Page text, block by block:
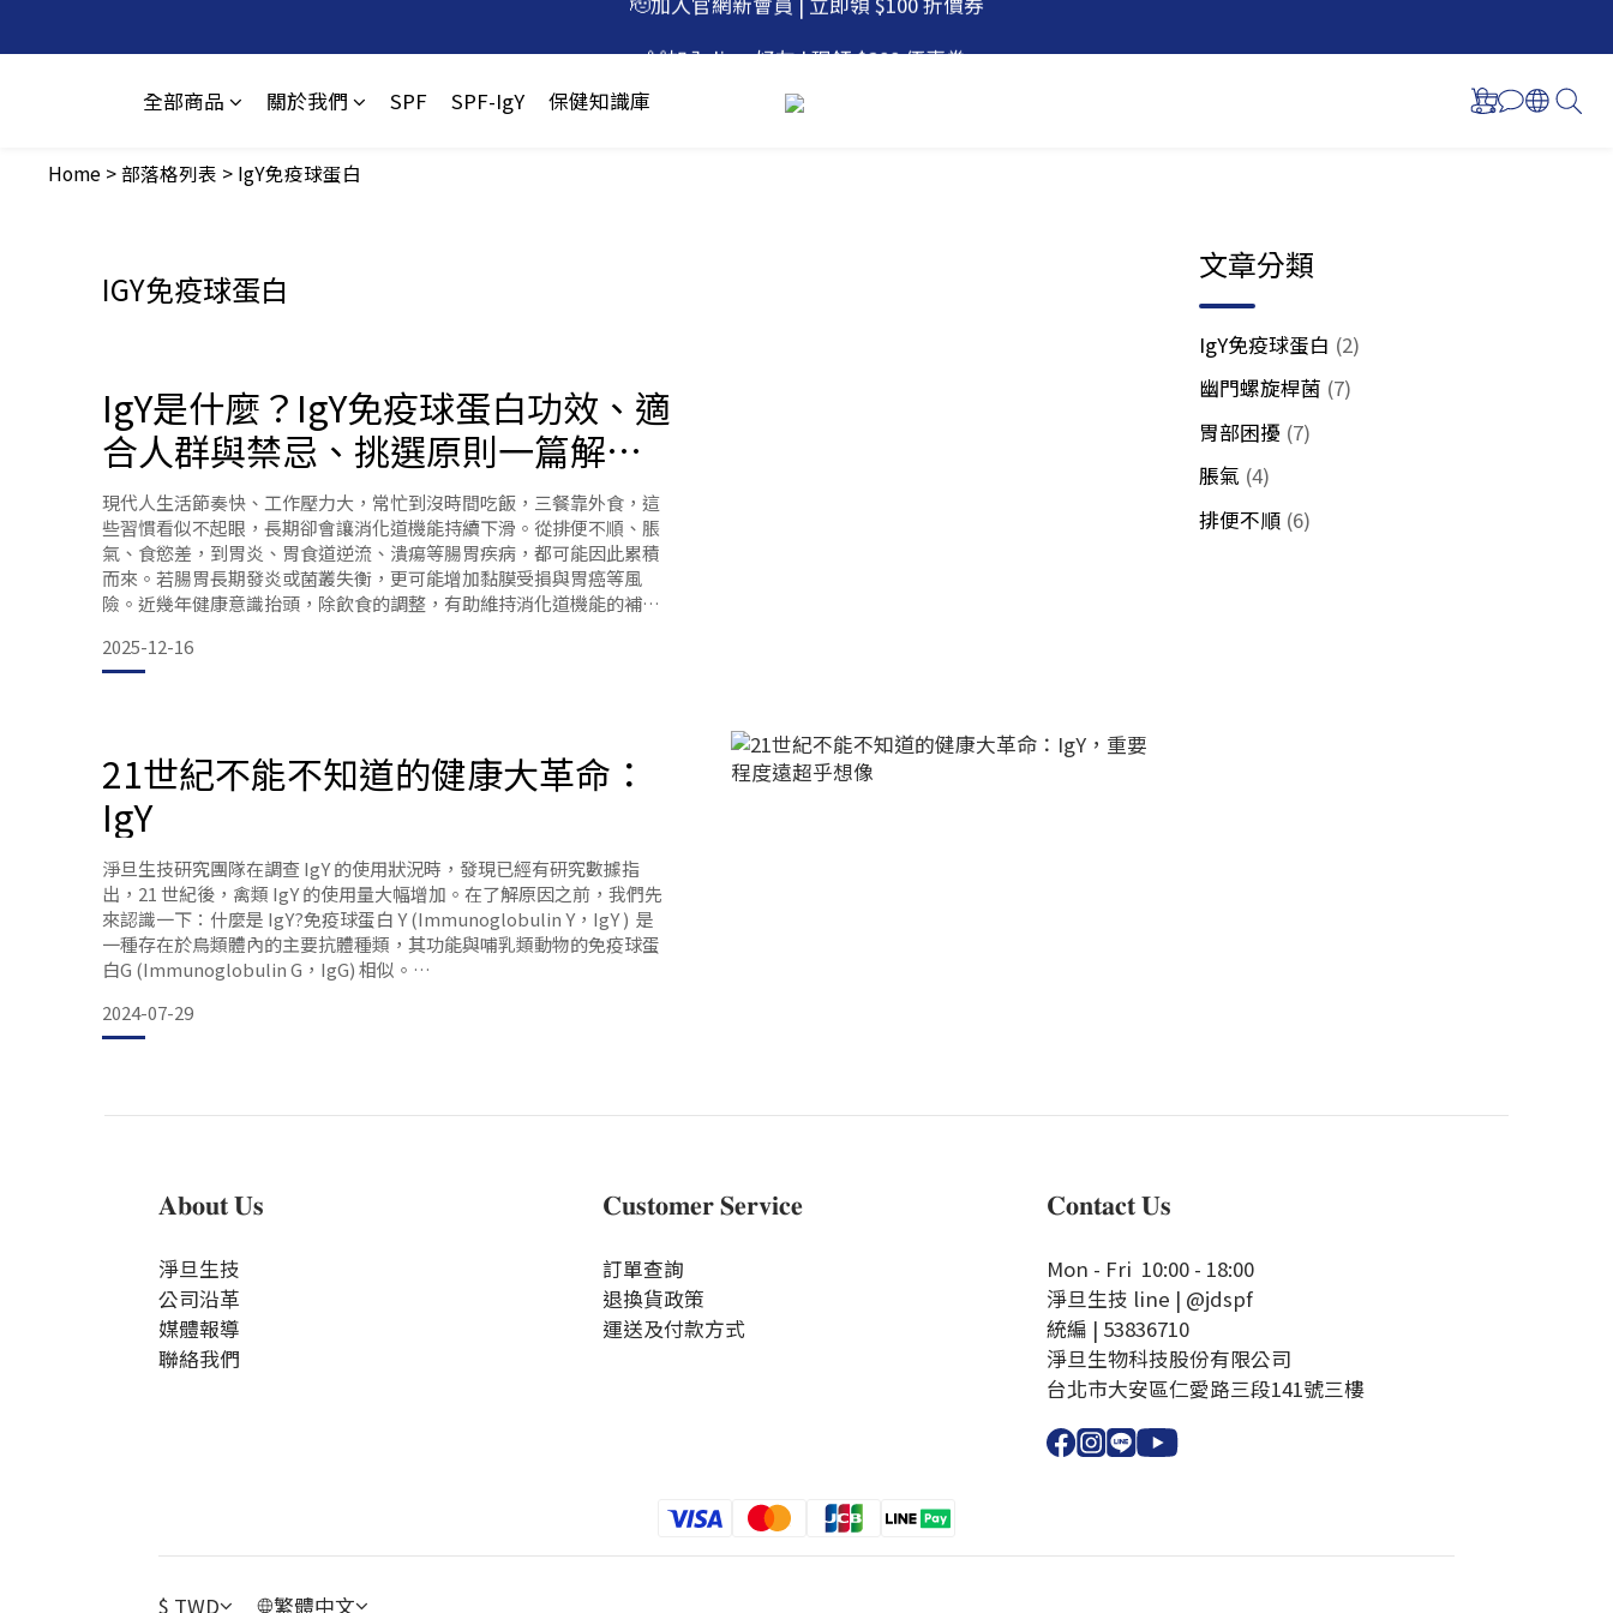
🚚滿$600免運，再贈 微笑口含錠1包
🚚滿$600免運，再贈 微笑口含錠1包
全部商品 關於我們 SPF SPF-IgY 保健知識庫
Home >部落格列表 > IgY免疫球蛋白
IGY免疫球蛋白
IgY是什麼？IgY免疫球蛋白功效、適
合人群與禁忌、挑選原則一篇解
析！
現代人生活節奏快、工作壓力大，常忙到沒時間吃飯，三餐靠外食，這
些習慣看似不起眼，長期卻會讓消化道機能持續下滑。從排便不順、脹
氣、食慾差，到胃炎、胃食道逆流、潰瘍等腸胃疾病，都可能因此累積
而來。若腸胃長期發炎或菌叢失衡，更可能增加黏膜受損與胃癌等風
險。近幾年健康意識抬頭，除飲食的調整，有助維持消化道機能的補給
表性的天然來源成分中，IgY免疫球蛋白因為擁有「專一性抗體」的特
點，在腸胃道保健領域特別受到關注。IgY是什麼？功效有哪些？它跟一
2025-12-16
21世紀不能不知道的健康大革命：
IgY
淨旦生技研究團隊在調查 IgY 的使用狀況時，發現已經有研究數據指
出，21 世紀後，禽類 IgY 的使用量大幅增加。在了解原因之前，我們先
來認識一下：什麼是 IgY?免疫球蛋白 Y (Immunoglobulin Y，IgY ) 是
一種存在於鳥類體內的主要抗體種類，其功能與哺乳類動物的免疫球蛋
白G (Immunoglobulin G，IgG) 相似。
高。
IgY : 主要來自鳥類的卵黃，特別是在雞蛋中。當母雞生蛋時，Ig
2024-07-29
文章分類
IgY免疫球蛋白 (2)
幽門螺旋桿菌 (7)
胃部困擾 (7)
脹氣 (4)
排便不順 (6)
𝐀𝐛𝐨𝐮𝐭 𝐔𝐬
淨旦生技
公司沿革
媒體報導
聯絡我們
𝐂𝐮𝐬𝐭𝐨𝐦𝐞𝐫 𝐒𝐞𝐫𝐯𝐢𝐜𝐞
訂單查詢
退換貨政策
運送及付款方式
𝐂𝐨𝐧𝐭𝐚𝐜𝐭 𝐔𝐬
Mon - Fri 10:00 - 18:00
淨旦生技 line | @jdspf
統編 | 53836710
淨旦生物科技股份有限公司
台北市大安區仁愛路三段141號三樓
$ TWD 繁體中文